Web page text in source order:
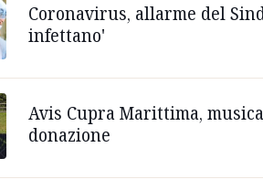
Coronavirus, allarme del
infettano'
Avis Cupra Marittima,
donazione